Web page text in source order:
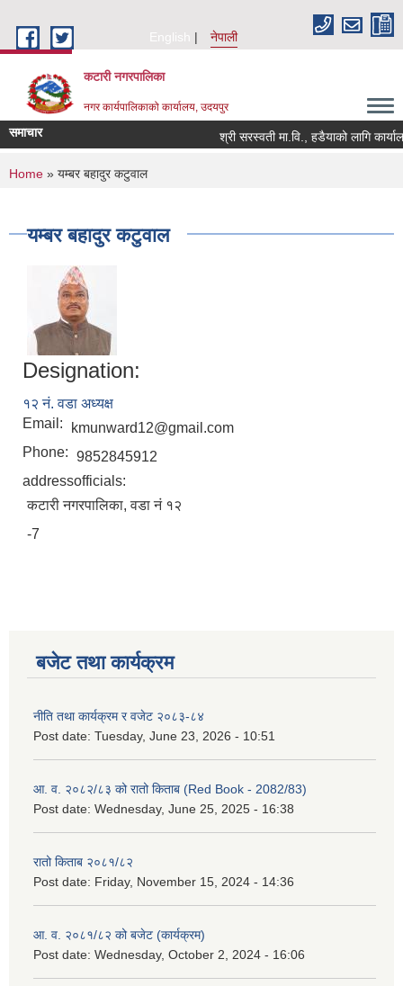
English
नेपाली
कटारी नगरपालिका
नगर कार्यपालिकाको कार्यालय, उदयपुर
समाचार श्री सरस्वती मा.वि., हडैयाको लागि
You are here
Home » यम्बर बहादुर कटुवाल
यम्बर बहादुर कटुवाल
Designation:
१२ नं. वडा अध्यक्ष
Email:
kmunward12@gmail.com
Phone: 9852845912
addressofficials:
कटारी नगरपालिका, वडा नं १२
-7
बजेट तथा कार्यक्रम
नीति तथा कार्यक्रम र वजेट २०८३-८४
Post date: Tuesday, June 23, 2026 - 10:51
आ. व. २०८२/८३ को रातो किताब (Red Book - 2082/83)
Post date: Wednesday, June 25, 2025 - 16:38
रातो किताब २०८१/८२
Post date: Friday, November 15, 2024 - 14:36
आ. व. २०८१/८२ को बजेट (कार्यक्रम)
Post date: Wednesday, October 2, 2024 - 16:06